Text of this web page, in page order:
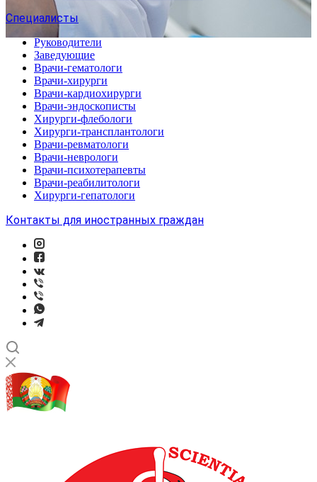
Специалисты
Руководители
Заведующие
Врачи-гематологи
Врачи-хирурги
Врачи-кардиохирурги
Врачи-эндоскописты
Хирурги-флебологи
Хирурги-трансплантологи
Врачи-ревматологи
Врачи-неврологи
Врачи-психотерапевты
Врачи-реабилитологи
Хирурги-гепатологи
Контакты для иностранных граждан